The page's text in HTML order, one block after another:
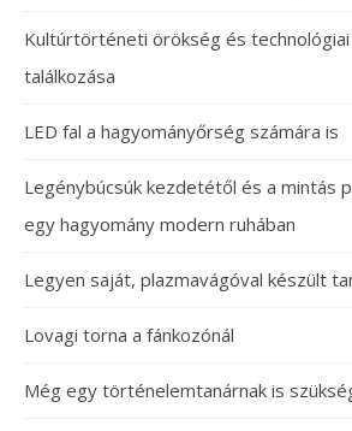
Kultúrtörténeti örökség és
találkozása
LED fal a hagyományőrség számára is
Legénybúcsúk kezdetétől és a mintás
egy hagyomány modern ruhában
Legyen saját, plazmavágóval készült
Lovagi torna a fánkozónál
Még egy történelemtanárnak is